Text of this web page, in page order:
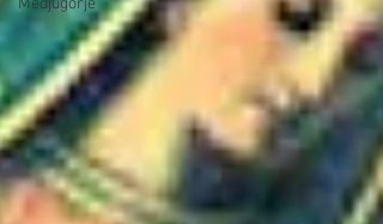
Medjugorje